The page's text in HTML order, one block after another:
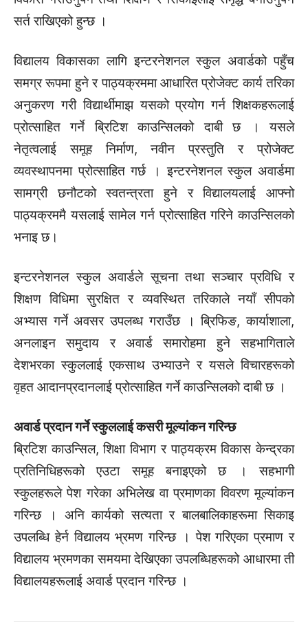
सर्त राखिएको हुन्छ ।
विद्यालय विकासका लागि इन्टरनेशनल स्कुल अवार्डको पहुँच
समग्र रूपमा हुने र पाठ्यक्रममा आधारित प्रोजेक्ट कार्य तरिका
अनुकरण गरी विद्यार्थीमाझ यसको प्रयोग गर्न शिक्षकहरूलाई
प्रोत्साहित गर्ने ब्रिटिश काउन्सिलको दाबी छ । यसले
नेतृत्वलाई समूह निर्माण, नवीन प्रस्तुति र प्रोजेक्ट
व्यवस्थापनमा प्रोत्साहित गर्छ । इन्टरनेशनल स्कुल अवार्डमा
सामग्री छनौटको स्वतन्त्रता हुने र विद्यालयलाई आफ्नो
पाठ्यक्रममै यसलाई सामेल गर्न प्रोत्साहित गरिने काउन्सिलको
भनाइ छ।
इन्टरनेशनल स्कुल अवार्डले सूचना तथा सञ्चार प्रविधि र
शिक्षण विधिमा सुरक्षित र व्यवस्थित तरिकाले नयाँ सीपको
अभ्यास गर्ने अवसर उपलब्ध गराउँछ । ब्रिफिङ, कार्याशाला,
अनलाइन समुदाय र अवार्ड समारोहमा हुने सहभागिताले
देशभरका स्कुललाई एकसाथ उभ्याउने र यसले विचारहरूको
वृहत आदानप्रदानलाई प्रोत्साहित गर्ने काउन्सिलको दाबी छ ।
अवार्ड प्रदान गर्ने स्कुललाई कसरी मूल्यांकन गरिन्छ
ब्रिटिश काउन्सिल, शिक्षा विभाग र पाठ्यक्रम विकास केन्द्रका
प्रतिनिधिहरूको एउटा समूह बनाइएको छ । सहभागी
स्कुलहरूले पेश गरेका अभिलेख वा प्रमाणका विवरण मूल्यांकन
गरिन्छ । अनि कार्यको सत्यता र बालबालिकाहरूमा सिकाइ
उपलब्धि हेर्न विद्यालय भ्रमण गरिन्छ । पेश गरिएका प्रमाण र
विद्यालय भ्रमणका समयमा देखिएका उपलब्धिहरूको आधारमा ती
विद्यालयहरूलाई अवार्ड प्रदान गरिन्छ ।